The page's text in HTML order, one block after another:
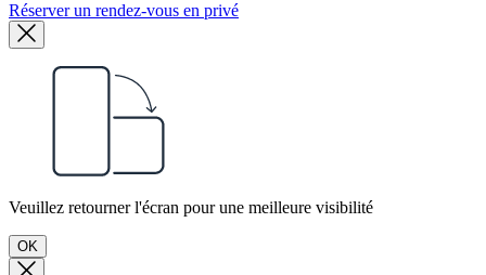
Réserver un rendez-vous en privé
Veuillez retourner l'écran pour une meilleure visibilité
OK